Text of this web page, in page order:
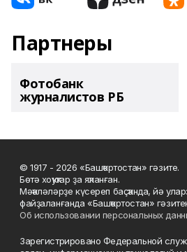
Партнеры
Фотобанк
журналистов РБ
© 1917 - 2026 «Башҡортостан» гәзите.
Бөтә хоҡуҡтар ҙа яҡланған.
Мәҡәләләрҙе күсереп баҫҡанда, йә
файҙаланғанда «Башҡортостан»
Об использовании персональных
Зарегистрировано Федеральной